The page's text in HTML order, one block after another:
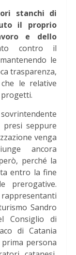
stanchi di
il proprio
e dello
contro il
le
trasparenza,
le relative
seppure
venga
ancora
perché la
entro la fine
prerogative.
Sandro
Consiglio di
di Catania
persona